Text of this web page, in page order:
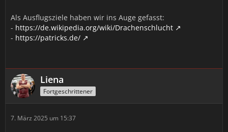
Als Ausflugsziele haben wir ins Auge gefasst:
- https://de.wikipedia.org/wiki/Drachenschlucht
- https://patricks.de/
Liena
Fortgeschrittener
7. März 2025 um 15:37